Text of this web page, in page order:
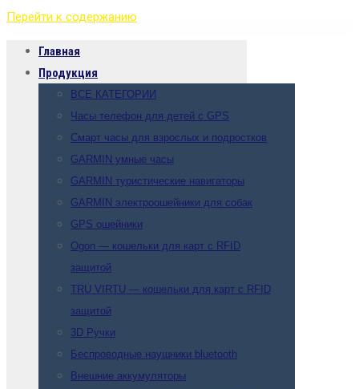
Перейти к содержанию
Главная
Продукция
ВСЕ КАТЕГОРИИ
Часы телефон для детей с GPS
Смарт часы для взрослых и подростков
GARMIN умные часы
GARMIN туристические навигаторы
GARMIN электроошейники для собак
GPS ошейники
Ogon — кошельки для карт с RFID
защитой
TRU VIRTU — кошельки для карт с RFID
защитой
3D Ручки
Беспроводные наушники bluetooth
Внешние аккумуляторы